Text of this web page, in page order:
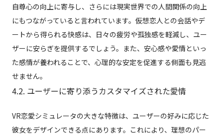
自尊心の向上に寄与し、さらには現実世界での人間関係の向上
にもつながっていると言われています。仮想恋人との会話やデ
ートから得られる快感は、日々の疲労や孤独感を軽減し、ユー
ザーに安らぎを提供するでしょう。また、安心感や愛情といっ
た感情が養われることで、心理的な安定を促進する側面も見逃
せません。
4.2. ユーザーに寄り添うカスタマイズされた愛情
VR恋愛シミュレータの大きな特徴は、ユーザーの好みに応じた
彼女をデザインできる点にあります。これにより、理想のパー